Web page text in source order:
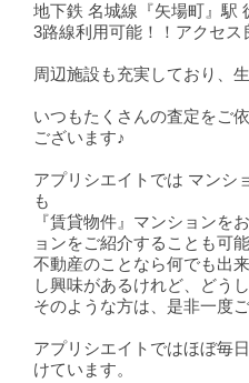
地下鉄 名城線『矢場町』駅
3路線利用可能！！アクセス
周辺施設も充実しており、
いつもたくさんの査定をご
ございます♪
アプリシエイトでは マンシ
も
『賃貸物件』マンションを
ョンをご紹介することも可
不動産のことなら何でも出
し興味があるけれど、どう
そのような方は、是非一度
アプリシエイトではほぼ毎
けています。